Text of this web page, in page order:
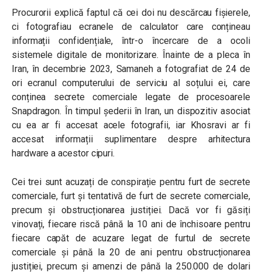
Procurorii explică faptul că cei doi nu descărcau fișierele,
ci fotografiau ecranele de calculator care conțineau
informații confidențiale, într-o încercare de a ocoli
sistemele digitale de monitorizare. Înainte de a pleca în
Iran, în decembrie 2023, Samaneh a fotografiat de 24 de
ori ecranul computerului de serviciu al soțului ei, care
conținea secrete comerciale legate de procesoarele
Snapdragon. În timpul șederii în Iran, un dispozitiv asociat
cu ea ar fi accesat acele fotografii, iar Khosravi ar fi
accesat informații suplimentare despre arhitectura
hardware a acestor cipuri.
Cei trei sunt acuzați de conspirație pentru furt de secrete
comerciale, furt și tentativă de furt de secrete comerciale,
precum și obstrucționarea justiției. Dacă vor fi găsiți
vinovați, fiecare riscă până la 10 ani de închisoare pentru
fiecare capăt de acuzare legat de furtul de secrete
comerciale și până la 20 de ani pentru obstrucționarea
justiției, precum și amenzi de până la 250.000 de dolari